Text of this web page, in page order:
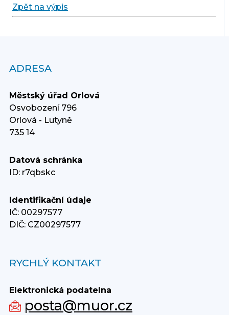
Zpět na výpis
ADRESA
Městský úřad Orlová
Osvobození 796
Orlová - Lutyně
735 14
Datová schránka
ID: r7qbskc
Identifikační údaje
IČ: 00297577
DIČ: CZ00297577
RYCHLÝ KONTAKT
Elektronická podatelna
posta@muor.cz